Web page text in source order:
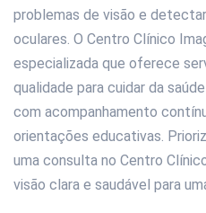
problemas de visão e
oculares. O Centro Clínico
especializada que oferece
qualidade para cuidar da
com acompanhamento
orientações educativas.
uma consulta no Centro
visão clara e saudável para